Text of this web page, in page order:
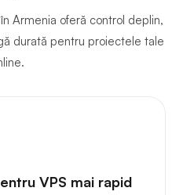
Armenia oferă control deplin,
durată pentru proiectele tale
VPS mai rapid